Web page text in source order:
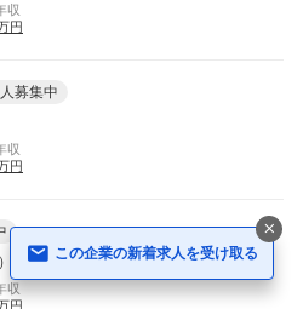
収
円
募集中
収
円
収
円
この企業の新着求人を受け取る